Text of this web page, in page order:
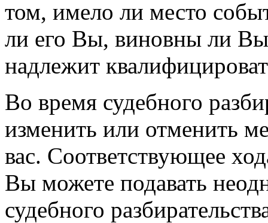
том, имело ли место
ли его Вы, виновны ли
надлежит
Во время судебного
изменить или отменить
вас. Соответствующее
Вы можете подавать
судебного